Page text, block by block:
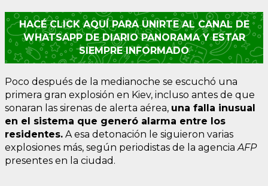
HACÉ CLICK AQUÍ PARA UNIRTE AL CANAL DE
WHATSAPP DE DIARIO PANORAMA Y ESTAR
SIEMPRE INFORMADO
Poco después de la medianoche se escuchó una
primera gran explosión en Kiev, incluso antes de que
sonaran las sirenas de alerta aérea, una falla inusual
en el sistema que generó alarma entre los
residentes. A esa detonación le siguieron varias
explosiones más, según periodistas de la agencia AFP
presentes en la ciudad.